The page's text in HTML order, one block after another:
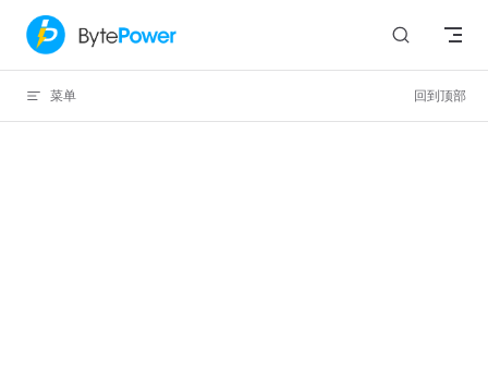
Skip to content
菜单 回到顶部